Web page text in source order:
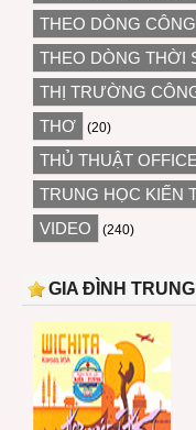
THEO DÒNG
THEO DÒNG THỜI
THỊ TRƯỜNG
THƠ (20)
THỦ THUẬT OFFICE
TRUNG HỌC KIẾN
VIDEO (240)
GIA ĐÌNH